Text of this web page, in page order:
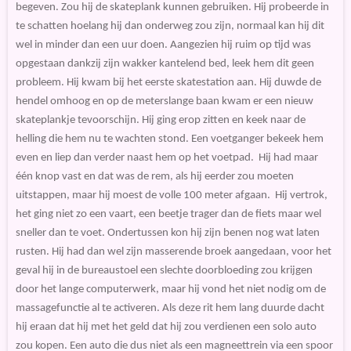
begeven. Zou hij de skateplank kunnen gebruiken. Hij probeerde in
te schatten hoelang hij dan onderweg zou zijn, normaal kan hij dit
wel in minder dan een uur doen. Aangezien hij ruim op tijd was
opgestaan dankzij zijn wakker kantelend bed, leek hem dit geen
probleem. Hij kwam bij het eerste skatestation aan. Hij duwde de
hendel omhoog en op de meterslange baan kwam er een nieuw
skateplankje tevoorschijn. Hij ging erop zitten en keek naar de
helling die hem nu te wachten stond. Een voetganger bekeek hem
even en liep dan verder naast hem op het voetpad. Hij had maar
één knop vast en dat was de rem, als hij eerder zou moeten
uitstappen, maar hij moest de volle 100 meter afgaan. Hij vertrok,
het ging niet zo een vaart, een beetje trager dan de fiets maar wel
sneller dan te voet. Ondertussen kon hij zijn benen nog wat laten
rusten. Hij had dan wel zijn masserende broek aangedaan, voor het
geval hij in de bureaustoel een slechte doorbloeding zou krijgen
door het lange computerwerk, maar hij vond het niet nodig om de
massagefunctie al te activeren. Als deze rit hem lang duurde dacht
hij eraan dat hij met het geld dat hij zou verdienen een solo auto
zou kopen. Een auto die dus niet als een magneettrein via een spoor